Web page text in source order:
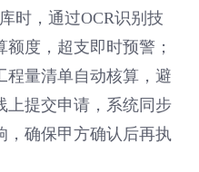
时，通过OCR识别技
度，超支即时预警；
程量清单自动核算，避
上提交申请，系统同步
，确保甲方确认后再执